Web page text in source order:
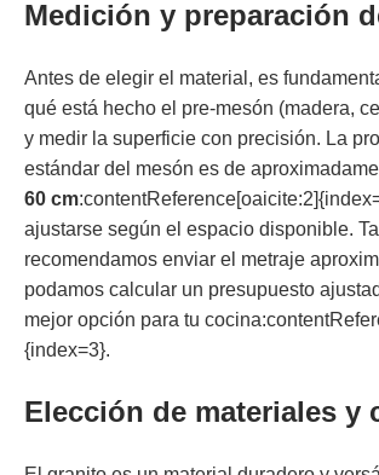
Medición y preparación
Antes de elegir el material, es
qué está hecho el pre‑mesón (madera,
y medir la superficie con precisión. La
estándar del mesón es de
60 cm
ajustarse según el espacio disponible.
recomendamos enviar el metraje
podamos calcular un presupuesto
mejor opción para tu
{index=3}.
Elección de materiales y